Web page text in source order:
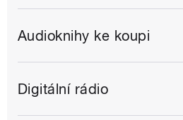
Audioknihy ke koupi
Digitální rádio